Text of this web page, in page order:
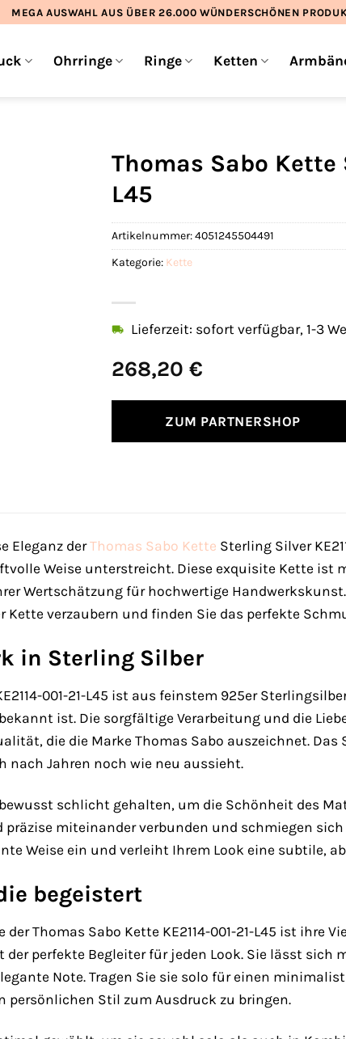
MEGA AUSWAHL AUS ÜBER 26.000 WÜNDERSCHÖNEN
Ohrringe Ringe Ketten
Thomas Sabo Kette
L45
268,20 €
Lieferzeit: sofort verfügbar, 1-3
ZUM PARTNERSHOP
Artikelnummer:4051245504491
Kategorie: Kette
Eleganz derThomas Sabo Kette Sterling Silver
Weise unterstreicht. Diese exquisite Kette ist
Wertschätzung für hochwertige
Kette verzaubern und finden Sie das perfekte
in Sterling Silber
001-21-L45 ist aus feinstem 925er
ist. Die sorgfältige Verarbeitung und die
die die Marke Thomas Sabo auszeichnet.
nach Jahren noch wie neu aussieht.
schlicht gehalten, um die Schönheit des
miteinander verbunden und schmiegen
Weise ein und verleiht Ihrem Look eine subtile,
begeistert
der Thomas Sabo Kette KE2114-001-21-L45 ist ihre
der perfekte Begleiter für jeden Look. Sie lässt
Note. Tragen Sie sie solo für einen
persönlichen Stil zum Ausdruck zu bringen.